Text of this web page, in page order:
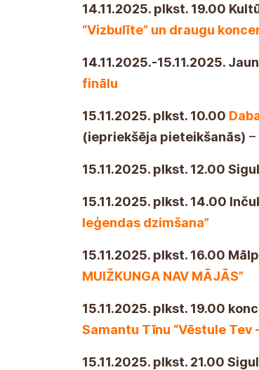
14.11.2025. plkst. 19.00
“Vizbulīte” un draugu
14.11.2025.-15.11.2025.
finālu
15.11.2025. plkst. 10.00
(iepriekšēja pieteikšanās) –
15.11.2025. plkst. 12.00
15.11.2025. plkst. 14.00
leģendas dzimšana”
15.11.2025. plkst. 16.00
MUIŽKUNGA NAV MĀJĀS”
15.11.2025. plkst. 19.00
Samantu Tīnu “Vēstule Tev –
15.11.2025. plkst. 21.00